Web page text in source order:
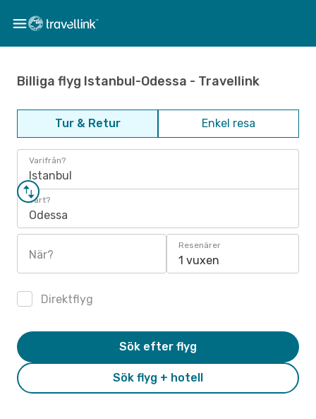
Billiga flyg Istanbul-Odessa - Travellink
Tur & Retur Enkel resa
Varifrån?
Istanbul
Vart?
Odessa
När?
Resenärer
1 vuxen
Direktflyg
Sök flyg + hotell
Sök efter flyg